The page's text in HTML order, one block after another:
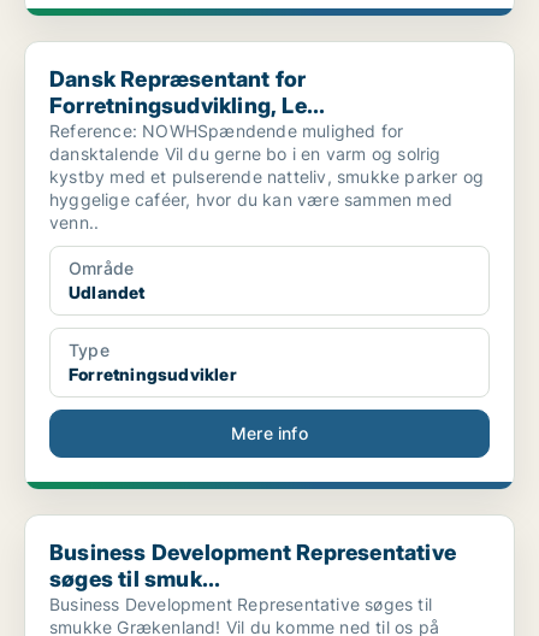
Dansk Repræsentant for Forretningsudvikling, Le...
Dansk Repræsentant for
Forretningsudvikling, Le...
Reference: NOWHSpændende mulighed for
dansktalende Vil du gerne bo i en varm og solrig
kystby med et pulserende natteliv, smukke parker og
hyggelige caféer, hvor du kan være sammen med
venn..
Område
Udlandet
Type
Forretningsudvikler
Mere info
Business Development Representative søges til smuk...
Business Development Representative
søges til smuk...
Business Development Representative søges til
smukke Grækenland! Vil du komme ned til os på